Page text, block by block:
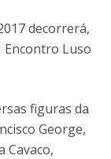
decorrerá,
Encontro Luso
figuras da
George,
Cavaco,